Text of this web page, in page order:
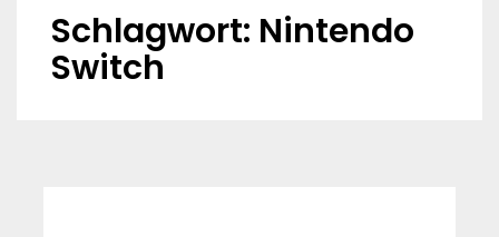
Schlagwort: Nintendo
Switch